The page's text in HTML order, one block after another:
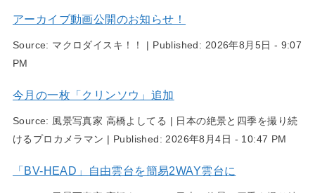
アーカイブ動画公開のお知らせ！
Source: マクロダイスキ！！ | Published: 2026年8月5日 - 9:07
PM
今月の一枚「クリンソウ」追加
Source: 風景写真家 高橋よしてる | 日本の絶景と四季を撮り続
けるプロカメラマン | Published: 2026年8月4日 - 10:47 PM
「BV-HEAD」自由雲台を簡易2WAY雲台に